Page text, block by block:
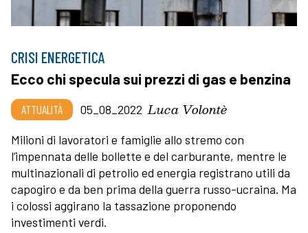
CRISI ENERGETICA
Ecco chi specula sui prezzi di gas e benzina
ATTUALITÀ 05_08_2022 Luca Volontè
Milioni di lavoratori e famiglie allo stremo con
l’impennata delle bollette e del carburante, mentre le
multinazionali di petrolio ed energia registrano utili da
capogiro e da ben prima della guerra russo-ucraina. Ma
i colossi aggirano la tassazione proponendo
investimenti verdi.